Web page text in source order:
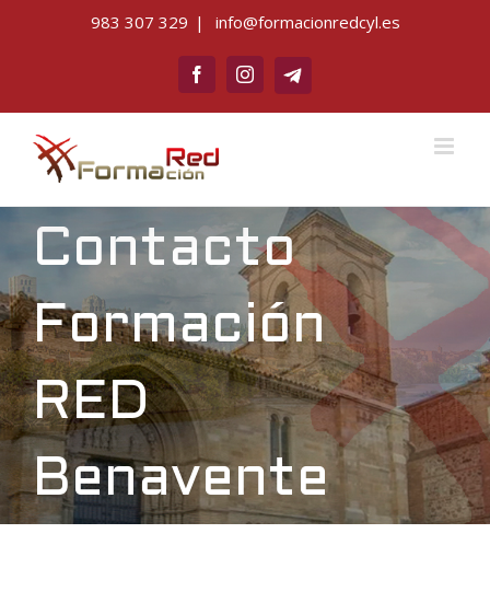
983 307 329 | info@formacionredcyl.es
FacebookInstagram
Telegram
Contacto
Formación
RED
Benavente